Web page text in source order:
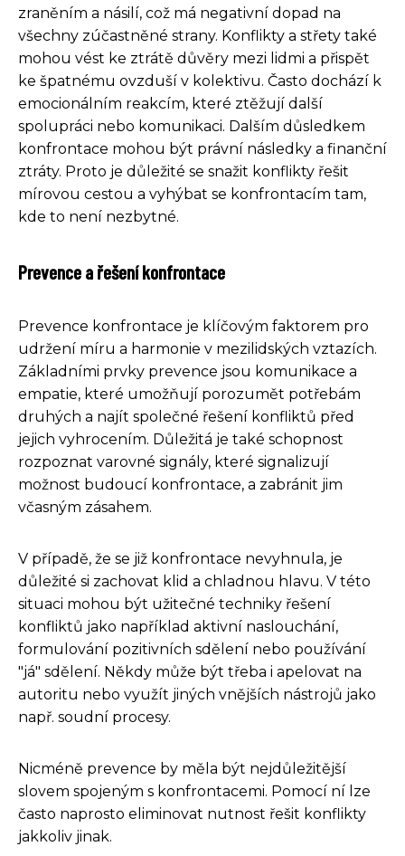
zraněním a násilí, což má negativní dopad na
všechny zúčastněné strany. Konflikty a střety také
mohou vést ke ztrátě důvěry mezi lidmi a přispět
ke špatnému ovzduší v kolektivu. Často dochází k
emocionálním reakcím, které ztěžují další
spolupráci nebo komunikaci. Dalším důsledkem
konfrontace mohou být právní následky a finanční
ztráty. Proto je důležité se snažit konflikty řešit
mírovou cestou a vyhýbat se konfrontacím tam,
kde to není nezbytné.
Prevence a řešení konfrontace
Prevence konfrontace je klíčovým faktorem pro
udržení míru a harmonie v mezilidských vztazích.
Základními prvky prevence jsou komunikace a
empatie, které umožňují porozumět potřebám
druhých a najít společné řešení konfliktů před
jejich vyhrocením. Důležitá je také schopnost
rozpoznat varovné signály, které signalizují
možnost budoucí konfrontace, a zabránit jim
včasným zásahem.
V případě, že se již konfrontace nevyhnula, je
důležité si zachovat klid a chladnou hlavu. V této
situaci mohou být užitečné techniky řešení
konfliktů jako například aktivní naslouchání,
formulování pozitivních sdělení nebo používání
"já" sdělení. Někdy může být třeba i apelovat na
autoritu nebo využít jiných vnějších nástrojů jako
např. soudní procesy.
Nicméně prevence by měla být nejdůležitější
slovem spojeným s konfrontacemi. Pomocí ní lze
často naprosto eliminovat nutnost řešit konflikty
jakkoliv jinak.